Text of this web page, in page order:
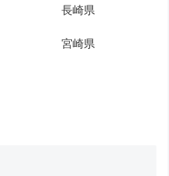
長崎県
宮崎県